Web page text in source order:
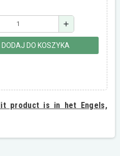
add
DODAJ DO KOSZYKA
product is in het Engels,